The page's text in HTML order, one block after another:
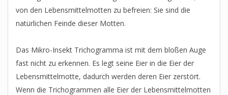
von den Lebensmittelmotten zu befreien: Sie sind die
natürlichen Feinde dieser Motten.
Das Mikro-Insekt Trichogramma ist mit dem bloßen Auge
fast nicht zu erkennen. Es legt seine Eier in die Eier der
Lebensmittelmotte, dadurch werden deren Eier zerstört.
Wenn die Trichogrammen alle Eier der Lebensmittelmotten